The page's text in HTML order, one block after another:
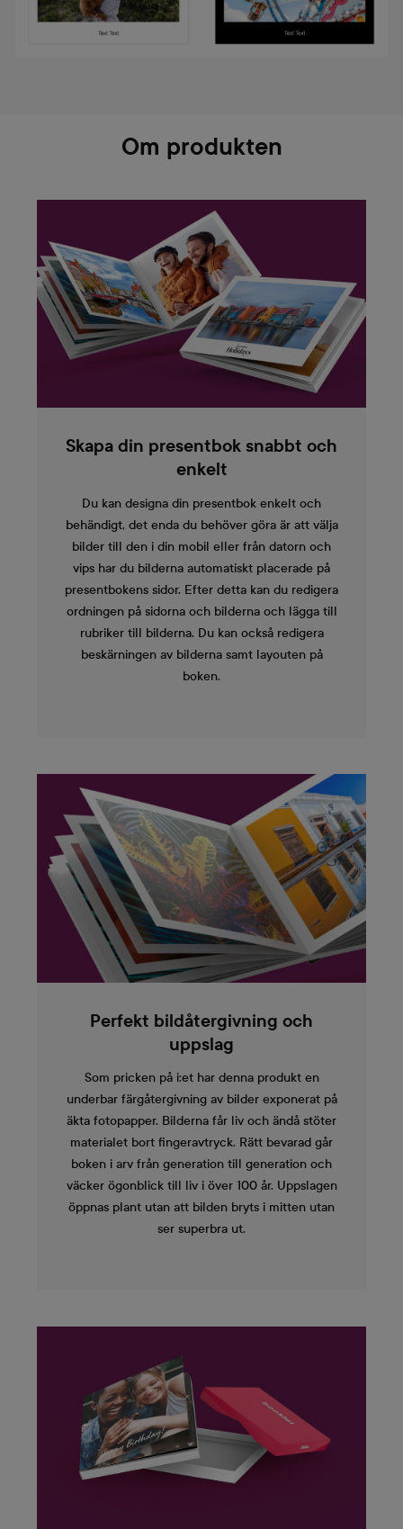
Om produkten
Skapa din presentbok snabbt och
enkelt
Du kan designa din presentbok enkelt och
behändigt, det enda du behöver göra är att välja
bilder till den i din mobil eller från datorn och
vips har du bilderna automatiskt placerade på
presentbokens sidor. Efter detta kan du redigera
ordningen på sidorna och bilderna och lägga till
rubriker till bilderna. Du kan också redigera
beskärningen av bilderna samt layouten på
boken.
Perfekt bildåtergivning och
uppslag
Som pricken på i:et har denna produkt en
underbar färgåtergivning av bilder exponerat på
äkta fotopapper. Bilderna får liv och ändå stöter
materialet bort fingeravtryck. Rätt bevarad går
boken i arv från generation till generation och
väcker ögonblick till liv i över 100 år. Uppslagen
öppnas plant utan att bilden bryts i mitten utan
ser superbra ut.